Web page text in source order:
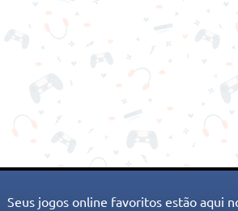
Seus jogos online favoritos estão aqui